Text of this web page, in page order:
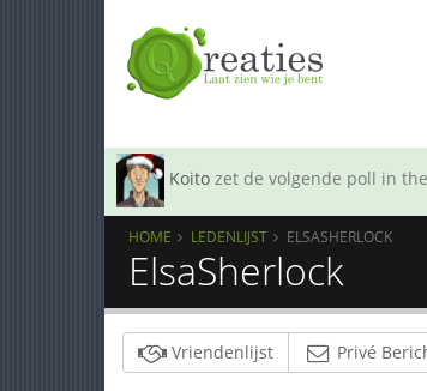
Koito zet de volgende poll in
HOME LEDENLIJST ELSASHERLOCK
ElsaSherlock
Vriendenlijst Privé